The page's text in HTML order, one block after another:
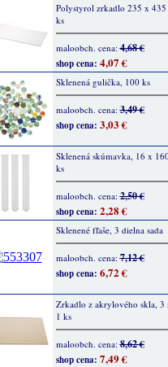
Polystyrol zrkadlo 235 x
ks
maloobch. cena:4,68 €
shop cena: 4,07 €
Sklenená gulička, 100 ks
maloobch. cena:3,49 €
shop cena: 3,03 €
Sklenená skúmavka, 16 x
ks
maloobch. cena:2,50 €
shop cena: 2,28 €
Sklenené fľaše, 3 dielna sada
maloobch. cena:7,12 €
shop cena: 6,72 €
Zrkadlo z akrylového skla, 3
1 ks
maloobch. cena:8,62 €
shop cena: 7,49 €